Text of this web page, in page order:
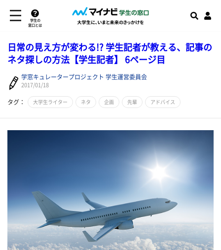
学生の
窓口とは
日常の見え方が変わる!? 学生記者が教える、記事の
ネタ探しの方法【学生記者】 6ページ目
学窓キュレータープロジェクト 学生運営委員会
2017/01/18
タグ： 大学生ライター ネタ 企画 先輩 アドバイス